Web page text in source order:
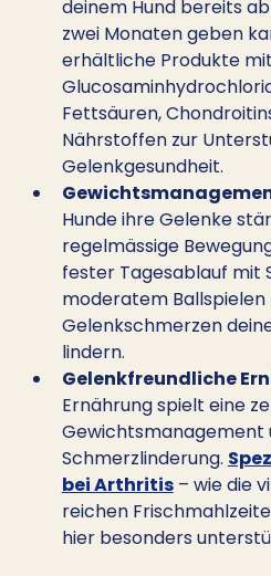
deinem Hund bereits
zwei Monaten geben
erhältliche Produkte mit
Fettsäuren,
Nährstoffen zur
Gelenkgesundheit.
Hunde ihre Gelenke
regelmässige
fester Tagesablauf mit
moderatem Ballspielen
Gelenkschmerzen
lindern.
Gelenkfreundliche
Ernährung spielt eine
Gewichtsmanagement
Schmerzlinderung.
bei Arthritis – wie die
reichen
hier besonders